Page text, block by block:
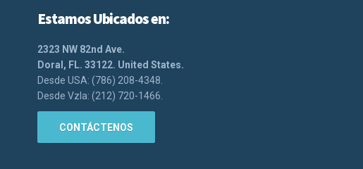
Estamos Ubicados en:
2323 NW 82nd Ave.
Doral, FL. 33122. United States.
Desde USA: (786) 208-4348.
Desde Vzla: (212) 720-1466.
CONTÁCTENOS